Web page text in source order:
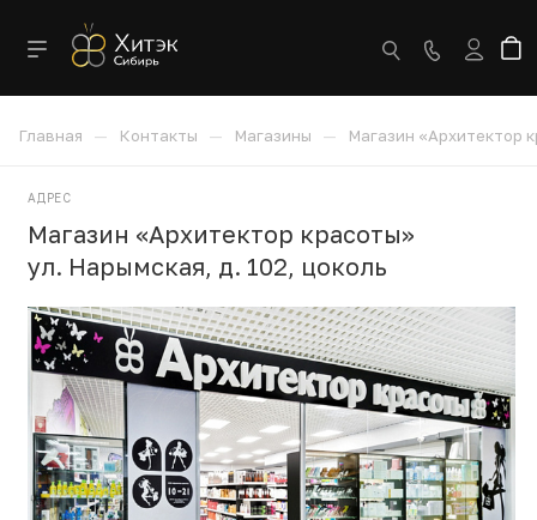
Главная — Контакты — Магазины — Магазин «Архитектор
АДРЕС
Магазин «Архитектор красоты»
ул. Нарымская, д. 102, цоколь